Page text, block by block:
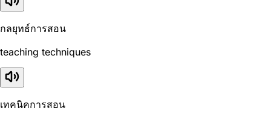
กลยุทธ์การสอน
teaching techniques
เทคนิคการสอน